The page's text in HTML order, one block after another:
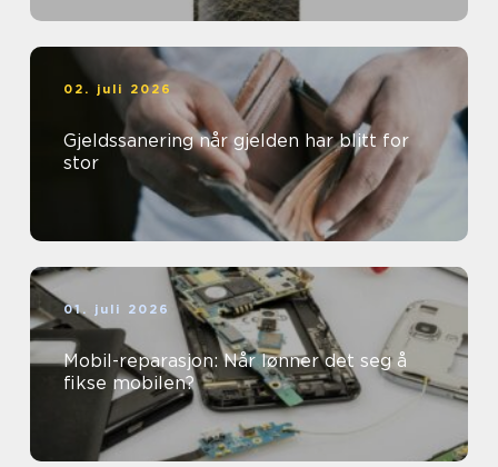
02. juli 2026
Gjeldssanering når gjelden har blitt for
stor
01. juli 2026
Mobil-reparasjon: Når lønner det seg å
fikse mobilen?